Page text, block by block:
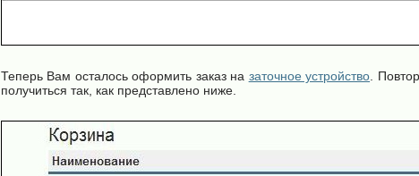
Теперь Вам осталось оформить заказ на заточное устройство .
получиться так, как представлено ниже.